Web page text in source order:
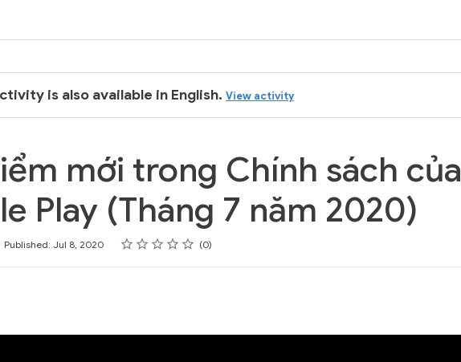
is also available in English. View activity
mới trong Chính sách của
Play (Tháng 7 năm 2020)
Published: Jul 8, 2020 Rating
1 star
2 stars
3 stars
4 stars
5 stars 0